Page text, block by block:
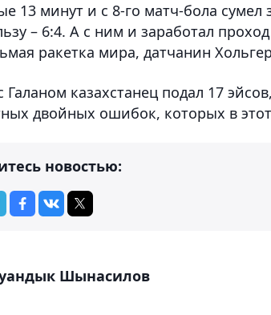
13 минут и с 8-го матч-бола
– 6:4. А с ним и заработал
ракетка мира, датчанин
Галаном казахстанец подал 17
двойных ошибок, которых в
новостью:
Шынасилов